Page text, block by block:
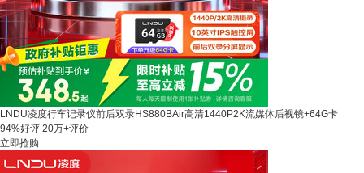
LNDU凌度行车记录仪前后双录HS880BAir高清1440P2K流媒体后视镜+64G卡
94%好评 20万+评价
立即抢购